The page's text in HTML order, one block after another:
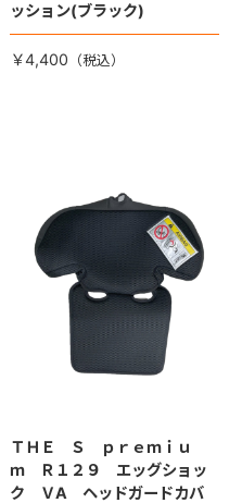
ッション(ブラック)
￥4,400
ＴＨＥ Ｓ ｐｒｅｍｉｕ
ｍ Ｒ１２９ エッグショッ
ク ＶA ヘッドガードカバ